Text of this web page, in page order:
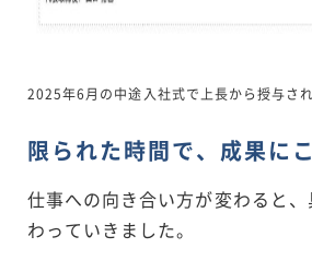
2025年6月の中途入社式で上長から授与さ
限られた時間で、成果に
仕事への向き合い方が変わると
わっていきました。